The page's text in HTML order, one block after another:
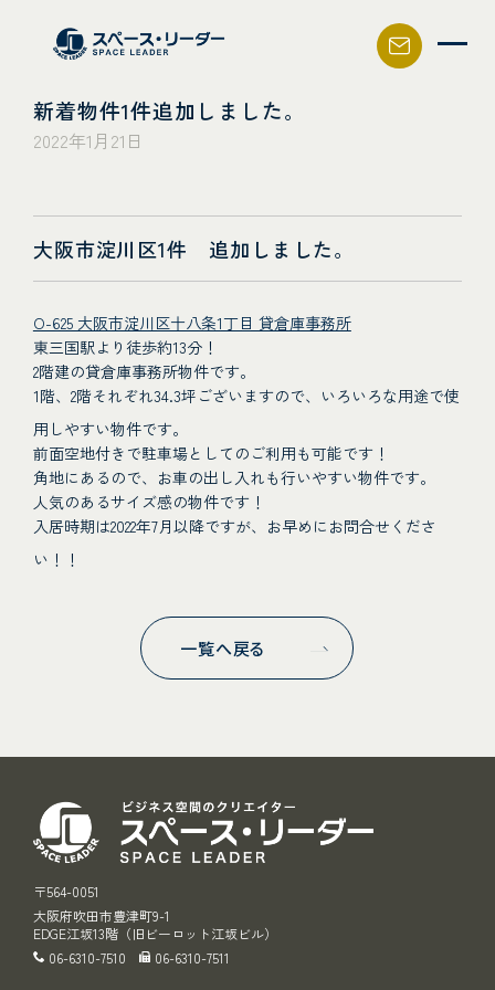
スペース・リーダー
新着物件1件追加しました。
2022年1月21日
大阪市淀川区1件 追加しました。
O-625 大阪市淀川区十八条1丁目 貸倉庫事務所
東三国駅より徒歩約13分！
2階建の貸倉庫事務所物件です。
1階、2階それぞれ34.3坪ございますので、いろいろな用途で使
用しやすい物件です。
前面空地付きで駐車場としてのご利用も可能です！
角地にあるので、お車の出し入れも行いやすい物件です。
人気のあるサイズ感の物件です！
入居時期は2022年7月以降ですが、お早めにお問合せくださ
い！！
一覧へ戻る
〒564-0051
大阪府吹田市豊津町9-1
EDGE江坂13階（旧ビーロット江坂ビル）
06-6310-7510
06-6310-7511